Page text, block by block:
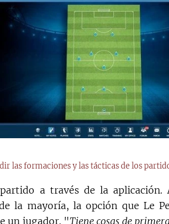
las formaciones y las tácticas de los
a través de la aplicación.
la mayoría, la opción que Le
un jugador. "Tiene cosas de